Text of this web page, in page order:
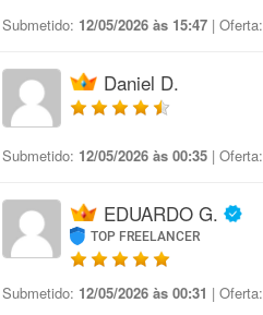
Submetido: 12/05/2026 às 15:47 | Oferta:
Daniel D.
Submetido: 12/05/2026 às 00:35 | Oferta:
EDUARDO G.
TOP FREELANCER
Submetido: 12/05/2026 às 00:31 | Oferta: